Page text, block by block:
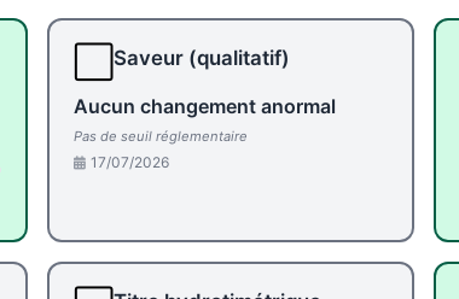
Saveur (qualitatif)
Aucun changement anormal
Pas de seuil réglementaire
17/07/2026